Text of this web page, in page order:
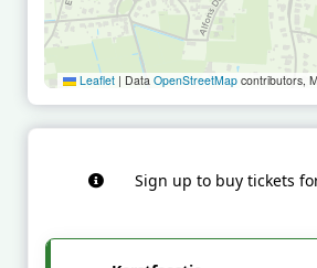
Leaflet | Data OpenStreetMap contributors,
Sign up to buy tickets